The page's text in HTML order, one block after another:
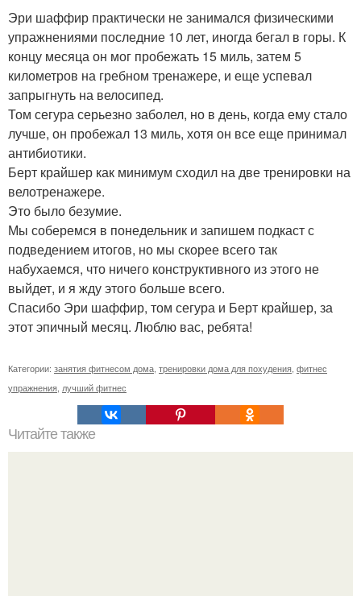
Эри шаффир практически не занимался физическими
упражнениями последние 10 лет, иногда бегал в горы. К
концу месяца он мог пробежать 15 миль, затем 5
километров на гребном тренажере, и еще успевал
запрыгнуть на велосипед.
Том сегура серьезно заболел, но в день, когда ему стало
лучше, он пробежал 13 миль, хотя он все еще принимал
антибиотики.
Берт крайшер как минимум сходил на две тренировки на
велотренажере.
Это было безумие.
Мы соберемся в понедельник и запишем подкаст с
подведением итогов, но мы скорее всего так
набухаемся, что ничего конструктивного из этого не
выйдет, и я жду этого больше всего.
Спасибо Эри шаффир, том сегура и Берт крайшер, за
этот эпичный месяц. Люблю вас, ребята!
Категории: занятия фитнесом дома тренировки дома для похудения фитнес
упражнения лучший фитнес
Читайте также